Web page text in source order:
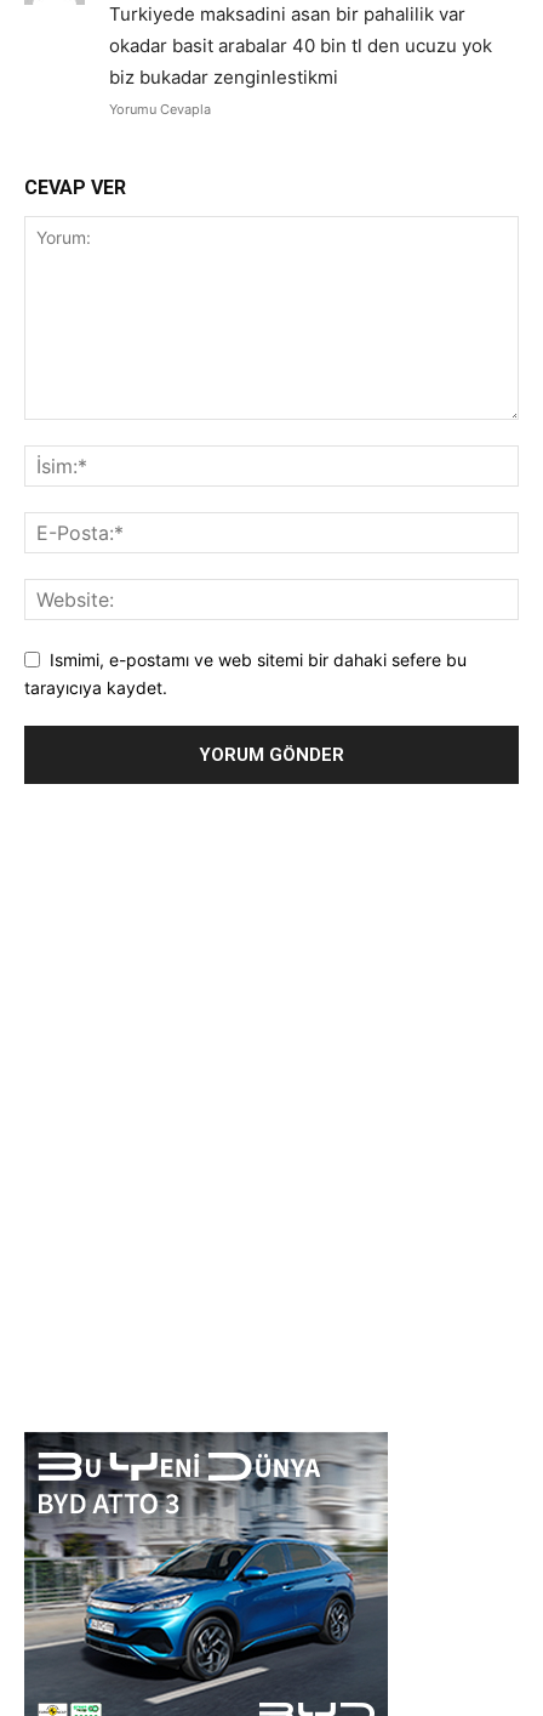
Turkiyede maksadini asan bir pahalilik var
okadar basit arabalar 40 bin tl den ucuzu yok
biz bukadar zenginlestikmi
Yorumu Cevapla
CEVAP VER
Ismimi, e-postamı ve web sitemi bir dahaki sefere bu
tarayıcıya kaydet.